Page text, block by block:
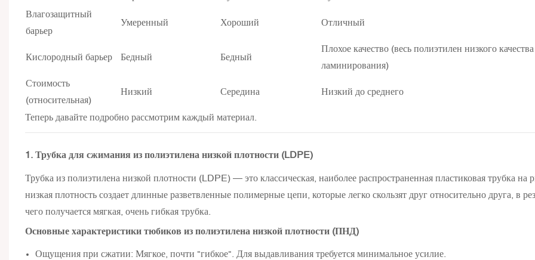
Влагозащитный
барьер
Умеренный Хороший Отличный
Кислородный барьер Бедный Бедный
Плохое качество (весь полиэтилен низкого качества
ламинирования)
Стоимость
(относительная)
Низкий Середина Низкий до среднего
Теперь давайте подробно рассмотрим каждый материал.
1. Трубка для сжимания из полиэтилена низкой плотности (LDPE)
Трубка из полиэтилена низкой плотности (LDPE) — это классическая, наиболее распространенная пластиковая трубка на
низкая плотность создает длинные разветвленные полимерные цепи, которые легко скользят друг относительно друга, в
чего получается мягкая, очень гибкая трубка.
Основные характеристики тюбиков из полиэтилена низкой плотности (ПНД)
Ощущения при сжатии: Мягкое, почти "гибкое". Для выдавливания требуется минимальное усилие.